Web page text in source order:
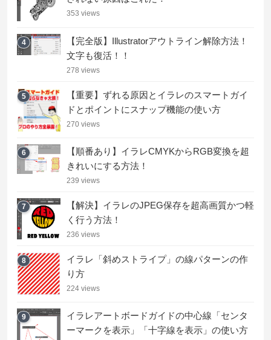
353 views
4
【完全版】Illustratorアウトライン解除方法！
文字も復活！！
278 views
5
【重要】ずれる原因とイラレのスマートガイ
ドとポイントにスナップ機能の使い方
270 views
6
【順番あり】イラレCMYKからRGB変換を超
きれいにする方法！
239 views
7
【解決】イラレのJPEG保存を超高画質かつ軽
く行う方法！
236 views
8
イラレ「斜めストライプ」の線パターンの作
り方
224 views
9
イラレアートボードガイドの中心線「センタ
ーマークを表示」「十字線を表示」の使い方